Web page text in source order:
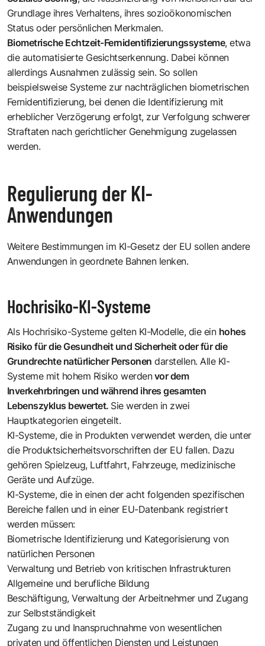
Grundlage ihres Verhaltens, ihres sozioökonomischen
Status oder persönlichen Merkmalen.
Biometrische Echtzeit-Fernidentifizierungssysteme, etwa
die automatisierte Gesichtserkennung. Dabei können
allerdings Ausnahmen zulässig sein. So sollen
beispielsweise Systeme zur nachträglichen biometrischen
Fernidentifizierung, bei denen die Identifizierung mit
erheblicher Verzögerung erfolgt, zur Verfolgung schwerer
Straftaten nach gerichtlicher Genehmigung zugelassen
werden.
Regulierung der KI-
Anwendungen
Weitere Bestimmungen im KI-Gesetz der EU sollen andere
Anwendungen in geordnete Bahnen lenken.
Hochrisiko-KI-Systeme
Als Hochrisiko-Systeme gelten KI-Modelle, die ein hohes
Risiko für die Gesundheit und Sicherheit oder für die
Grundrechte natürlicher Personen darstellen. Alle KI-
Systeme mit hohem Risiko werdenvor dem
Inverkehrbringen und während ihres gesamten
Lebenszyklus bewertet. Sie werden in zwei
Hauptkategorien eingeteilt.
KI-Systeme, die in Produkten verwendet werden, die unter
die Produktsicherheitsvorschriften der EU fallen. Dazu
gehören Spielzeug, Luftfahrt, Fahrzeuge, medizinische
Geräte und Aufzüge.
KI-Systeme, die in einen der acht folgenden spezifischen
Bereiche fallen und in einer EU-Datenbank registriert
werden müssen:
Biometrische Identifizierung und Kategorisierung von
natürlichen Personen
Verwaltung und Betrieb von kritischen Infrastrukturen
Allgemeine und berufliche Bildung
Beschäftigung, Verwaltung der Arbeitnehmer und Zugang
zur Selbstständigkeit
Zugang zu und Inanspruchnahme von wesentlichen
privaten und öffentlichen Diensten und Leistungen